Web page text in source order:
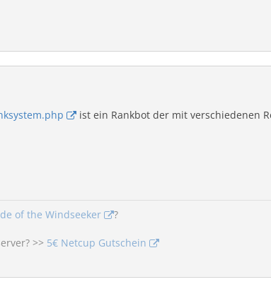
ist ein Rankbot der mit verschiedenen
of the Windseeker ?
>> 5€ Netcup Gutschein